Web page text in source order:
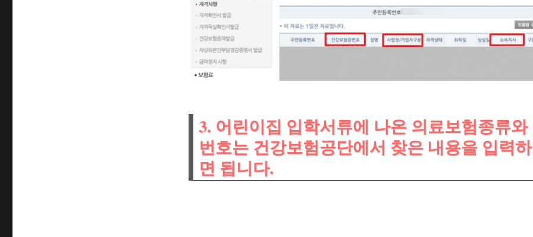
3. 어린이집 입학서류에 나온 의료보험종류와
번호는 건강보험공단에서 찾은 내용을 입력하
면 됩니다.